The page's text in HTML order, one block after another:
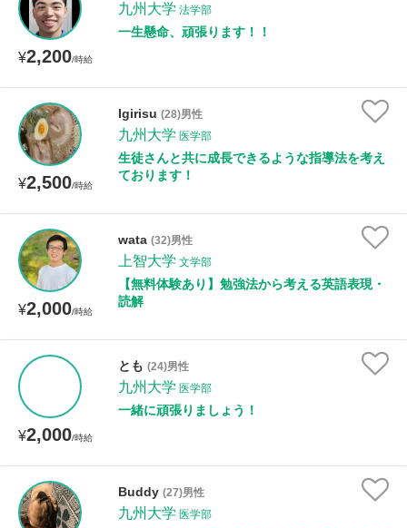
¥2,200/時給
九州大学 法学部
一生懸命、頑張ります！！
¥2,500/時給
Igirisu (28)男性
九州大学 医学部
生徒さんと共に成長できるような指導法を考え
ております！
¥2,000/時給
wata (32)男性
上智大学 文学部
【無料体験あり】勉強法から考える英語表現・
読解
¥2,000/時給
とも (24)男性
九州大学 医学部
一緒に頑張りましょう！
Buddy (27)男性
九州大学 医学部